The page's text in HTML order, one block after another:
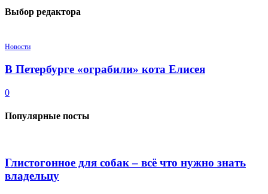
Выбор редактора
Новости
В Петербурге «ограбили» кота Елисея
0
Популярные посты
Глистогонное для собак – всё что нужно знать
владельцу